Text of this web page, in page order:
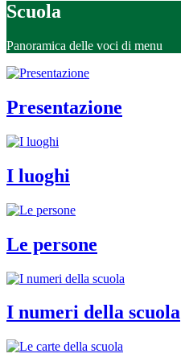
Scuola
Panoramica delle voci di menu
Presentazione
I luoghi
Le persone
I numeri della scuola